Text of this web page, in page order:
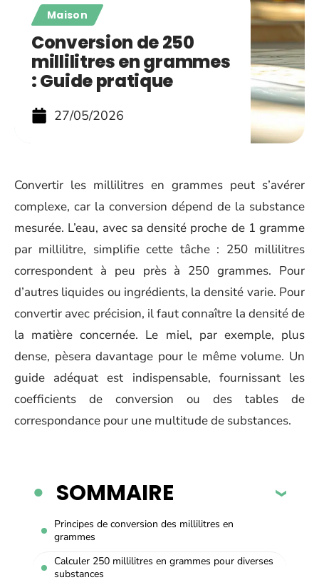
Maison
Conversion de 250
millilitres en grammes
: Guide pratique
27/05/2026
Convertir les millilitres en grammes peut s’avérer
complexe, car la conversion dépend de la substance
mesurée. L’eau, avec sa densité proche de 1 gramme
par millilitre, simplifie cette tâche : 250 millilitres
correspondent à peu près à 250 grammes. Pour
d’autres liquides ou ingrédients, la densité varie. Pour
convertir avec précision, il faut connaître la densité de
la matière concernée. Le miel, par exemple, plus
dense, pèsera davantage pour le même volume. Un
guide adéquat est indispensable, fournissant les
coefficients de conversion ou des tables de
correspondance pour une multitude de substances.
SOMMAIRE
Principes de conversion des millilitres en
grammes
Calculer 250 millilitres en grammes pour diverses
substances